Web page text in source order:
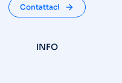
Contattaci
INFO